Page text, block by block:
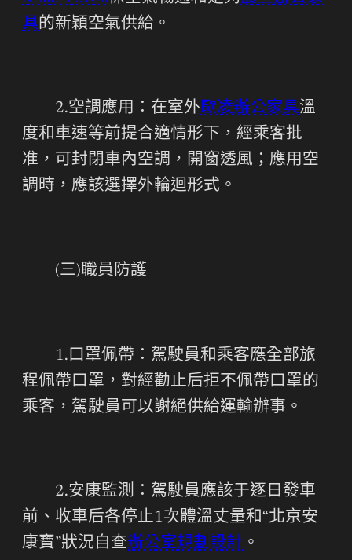
具的新穎空氣供給。
2.空調應用：在室外歐凌辦公家具溫
度和車速等前提合適情形下，經乘客批
准，可封閉車內空調，開窗透風；應用空
調時，應該選擇外輪迴形式。
(三)職員防護
1.口罩佩帶：駕駛員和乘客應全部旅
程佩帶口罩，對經勸止后拒不佩帶口罩的
乘客，駕駛員可以謝絕供給運輸辦事。
2.安康監測：駕駛員應該于逐日發車
前、收車后各停止1次體溫丈量和“北京安
康寶”狀況自查辦公室規劃設計 。